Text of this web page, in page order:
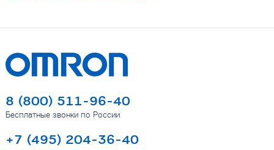
8 (800) 511-96-40
Бесплатные звонки по России
+7 (495) 204-36-40